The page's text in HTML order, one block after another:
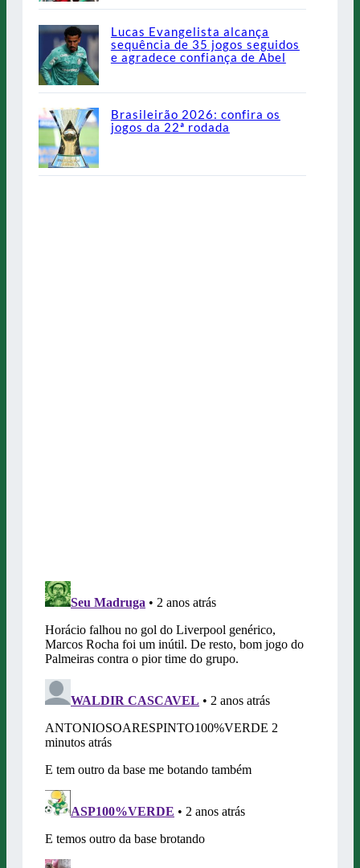
Lucas Evangelista alcança
sequência de 35 jogos seguidos
e agradece confiança de Abel
Brasileirão 2026: confira os
jogos da 22ª rodada